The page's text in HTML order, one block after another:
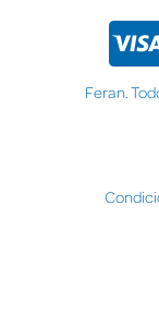
Feran.